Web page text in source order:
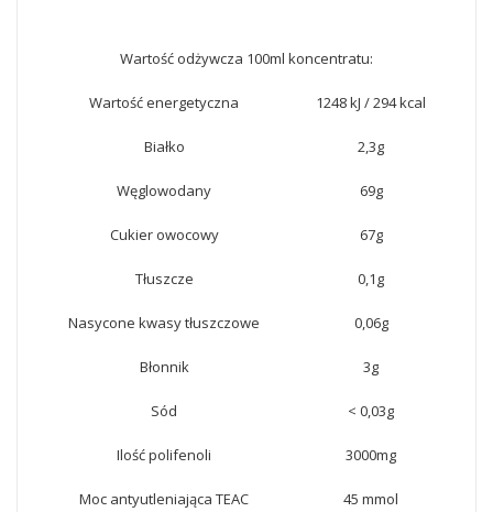
Wartość odżywcza 100ml koncentratu:
Wartość energetyczna 1248 kJ / 294 kcal
Białko 2,3g
Węglowodany 69g
Cukier owocowy 67g
Tłuszcze 0,1g
Nasycone kwasy tłuszczowe 0,06g
Błonnik 3g
Sód < 0,03g
Ilość polifenoli 3000mg
Moc antyutleniająca TEAC 45 mmol